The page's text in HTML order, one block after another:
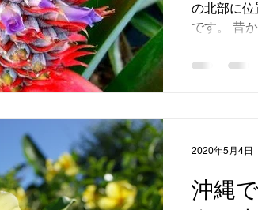
マン
海水
ーマ
の北部に
です。 昔
生産され
縄フルーツ
沖縄
2020年5月4日